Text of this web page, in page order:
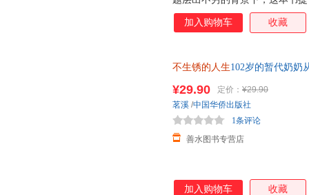
口号，而是通过一个102岁奶
勇气。 对年轻人，它是一种未
人的朋友圈：今天煮了黑豆、
录，慢慢读，向前走 1.我要做
了。 3.愿望很多，是我还在期
跑。 5.凡事有两面
加入购物车 收藏
不生锈的人生102岁的暂代奶奶
帮助请联系客服】
¥29.90 定价： ¥29.90
善水图书专营店
1条评论
茗溪 /中国华侨出版社
加入购物车 收藏